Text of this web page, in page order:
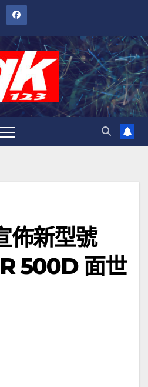
佈新型號
500D 面世